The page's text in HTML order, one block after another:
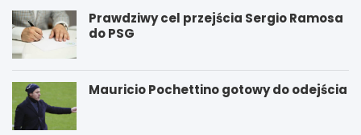
Prawdziwy cel przejścia Sergio Ramosa
do PSG
Mauricio Pochettino gotowy do odejścia